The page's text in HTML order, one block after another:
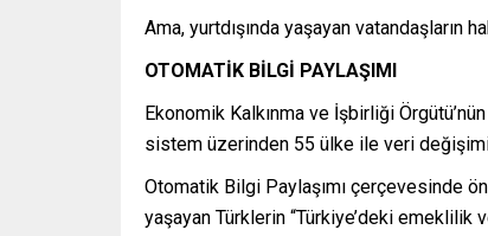
Ama, yurtdışında yaşayan vatandaşların
OTOMATİK BİLGİ PAYLAŞIMI
Ekonomik Kalkınma ve İşbirliği
sistem üzerinden 55 ülke ile veri değişimi
Otomatik Bilgi Paylaşımı çerçevesinde
yaşayan Türklerin “Türkiye’deki emeklilik